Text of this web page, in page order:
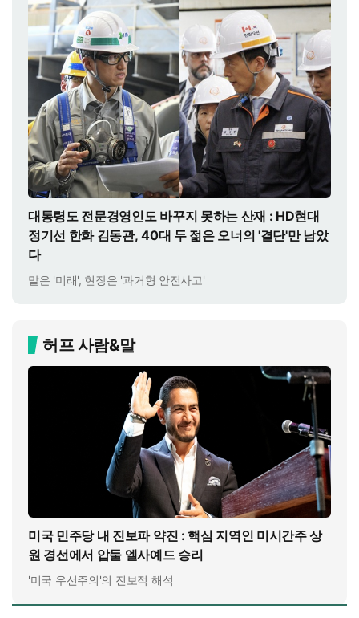
대통령도 전문경영인도 바꾸지 못하는 산재 : HD현대
정기선 한화 김동관, 40대 두 젊은 오너의 '결단'만 남았
다
말은 '미래', 현장은 '과거형 안전사고'
허프 사람&말
미국 민주당 내 진보파 약진 : 핵심 지역인 미시간주 상
원 경선에서 압둘 엘사예드 승리
'미국 우선주의'의 진보적 해석